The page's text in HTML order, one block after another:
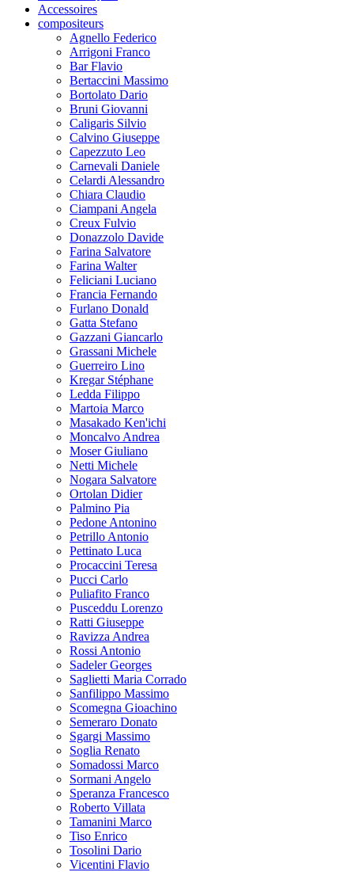
Accessoires
compositeurs
Agnello Federico
Arrigoni Franco
Bar Flavio
Bertaccini Massimo
Bortolato Dario
Bruni Giovanni
Caligaris Silvio
Calvino Giuseppe
Capezzuto Leo
Carnevali Daniele
Celardi Alessandro
Chiara Claudio
Ciampani Angela
Creux Fulvio
Donazzolo Davide
Farina Salvatore
Farina Walter
Feliciani Luciano
Francia Fernando
Furlano Donald
Gatta Stefano
Gazzani Giancarlo
Grassani Michele
Guerreiro Lino
Kregar Stéphane
Ledda Filippo
Martoia Marco
Masakado Ken'ichi
Moncalvo Andrea
Moser Giuliano
Netti Michele
Nogara Salvatore
Ortolan Didier
Palmino Pia
Pedone Antonino
Petrillo Antonio
Pettinato Luca
Procaccini Teresa
Pucci Carlo
Puliafito Franco
Pusceddu Lorenzo
Ratti Giuseppe
Ravizza Andrea
Rossi Antonio
Sadeler Georges
Saglietti Maria Corrado
Sanfilippo Massimo
Scomegna Gioachino
Semeraro Donato
Sgargi Massimo
Soglia Renato
Somadossi Marco
Sormani Angelo
Speranza Francesco
Roberto Villata
Tamanini Marco
Tiso Enrico
Tosolini Dario
Vicentini Flavio